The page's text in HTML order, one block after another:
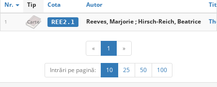
Nr. Tip Cota Autor
1 Carte REE2.1 Reeves, Marjorie ; Hirsch-Reich, Beatrice
« 1 »
Intrări pe pagină: 10 25 50 100